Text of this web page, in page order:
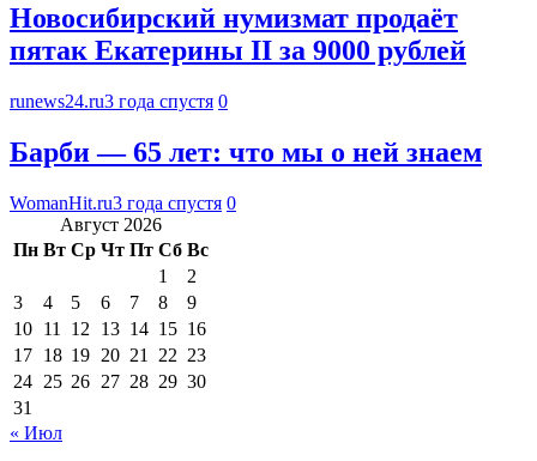
Новосибирский нумизмат продаёт
пятак Екатерины II за 9000 рублей
runews24.ru3 года спустя 0
Барби — 65 лет: что мы о ней знаем
WomanHit.ru3 года спустя 0
Август 2026
Пн Вт Ср Чт Пт Сб Вс
1
2
3
4 5 6 7 8
9
10 11 12 13 14 15 16
17 18 19 20 21 22 23
24 25 26 27 28 29 30
31
« Июл